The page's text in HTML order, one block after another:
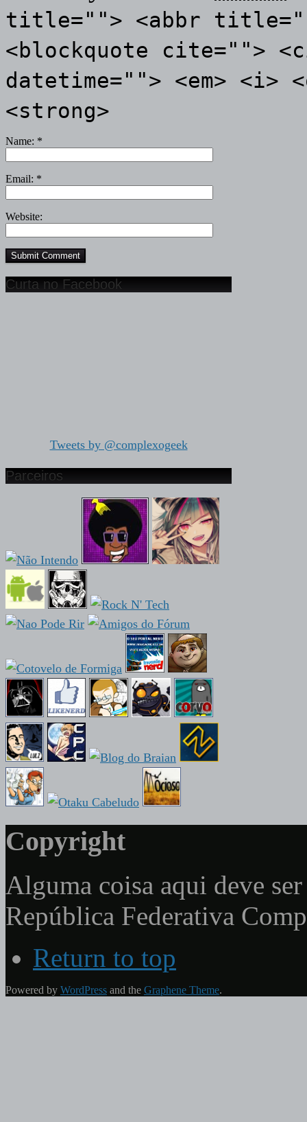
title=""> <abbr
<blockquote cite="">
datetime=""> <em> <i>
<strong>
Name: *
Email: *
Website:
Curta no Facebook
Tweets by @complexogeek
Parceiros
Copyright
Alguma coisa aqui deve
República Federativa
Return to top
Powered by WordPress and the Graphene Theme.